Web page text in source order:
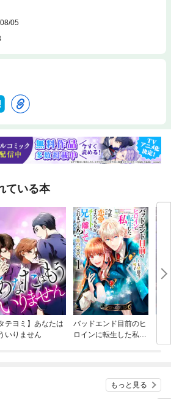
05
ている本
テヨミ】あなたは
いりません
バッドエンド目前のヒ
ロインに転生した私、
もっと見る